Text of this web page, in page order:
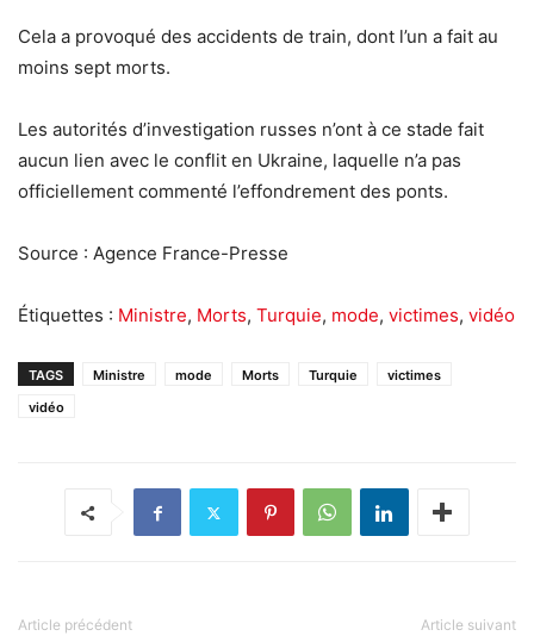
Cela a provoqué des accidents de train, dont l’un a fait au
moins sept morts.
Les autorités d’investigation russes n’ont à ce stade fait
aucun lien avec le conflit en Ukraine, laquelle n’a pas
officiellement commenté l’effondrement des ponts.
Source : Agence France-Presse
Étiquettes : Ministre, Morts, Turquie, mode, victimes, vidéo
TAGS Ministre mode Morts Turquie
victimes
vidéo
Article précédent Article suivant